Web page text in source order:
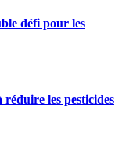
défi pour les
les pesticides